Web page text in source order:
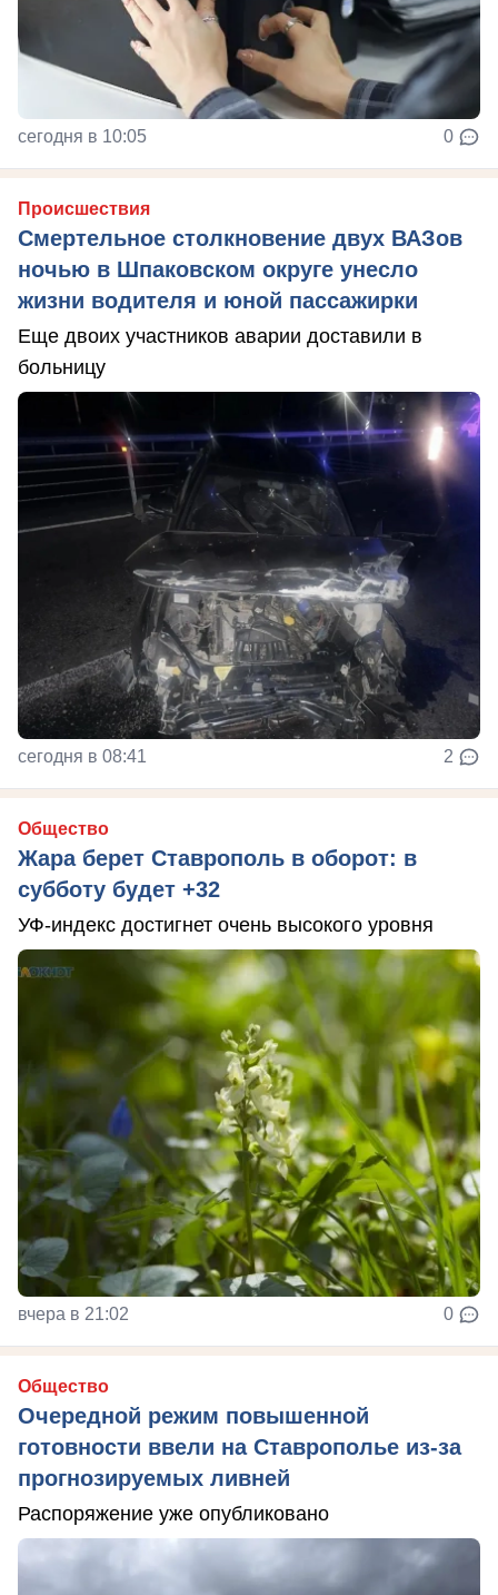
сегодня в 10:05 0
Происшествия
Смертельное столкновение двух ВАЗов
ночью в Шпаковском округе унесло
жизни водителя и юной пассажирки
Еще двоих участников аварии доставили в
больницу
сегодня в 08:41 2
Общество
Жара берет Ставрополь в оборот: в
субботу будет +32
УФ-индекс достигнет очень высокого уровня
вчера в 21:02 0
Общество
Очередной режим повышенной
готовности ввели на Ставрополье из-за
прогнозируемых ливней
Распоряжение уже опубликовано